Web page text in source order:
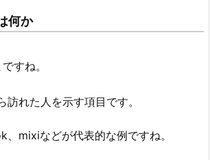
何か
すね。
訪れた人を示す項目です。
mixiなどが代表的な例ですね。